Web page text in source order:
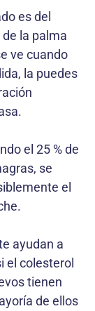
es del
la palma
ve cuando
la puedes
el 25 % de
se
el
ayudan a
el colesterol
tienen
de ellos